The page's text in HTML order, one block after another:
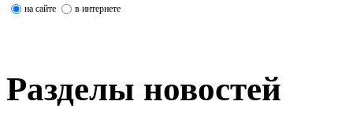
на сайте в интернете
Разделы новостей